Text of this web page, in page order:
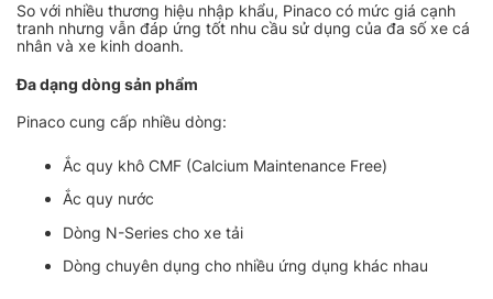
So với nhiều thương hiệu nhập khẩu, Pinaco có mức giá cạnh
tranh nhưng vẫn đáp ứng tốt nhu cầu sử dụng của đa số xe cá
nhân và xe kinh doanh.
Đa dạng dòng sản phẩm
Pinaco cung cấp nhiều dòng:
Ắc quy khô CMF (Calcium Maintenance Free)
Ắc quy nước
Dòng N-Series cho xe tải
Dòng chuyên dụng cho nhiều ứng dụng khác nhau